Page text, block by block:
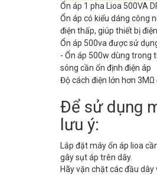
Ổn áp 1 pha Lioa 500VA
Ổn áp có kiểu dáng công
điện thấp, giúp thiết bị
Ổn áp 500va được sử
- Ổn áp 500w dùng trong
sóng cần ổn định điện áp
Độ cách điện lớn hơn 3MΩ
Để sử dụng
lưu ý:
Lắp đặt máy ổn áp lioa
gây sụt áp trên dây.
Hãy vặn chặt các đầu